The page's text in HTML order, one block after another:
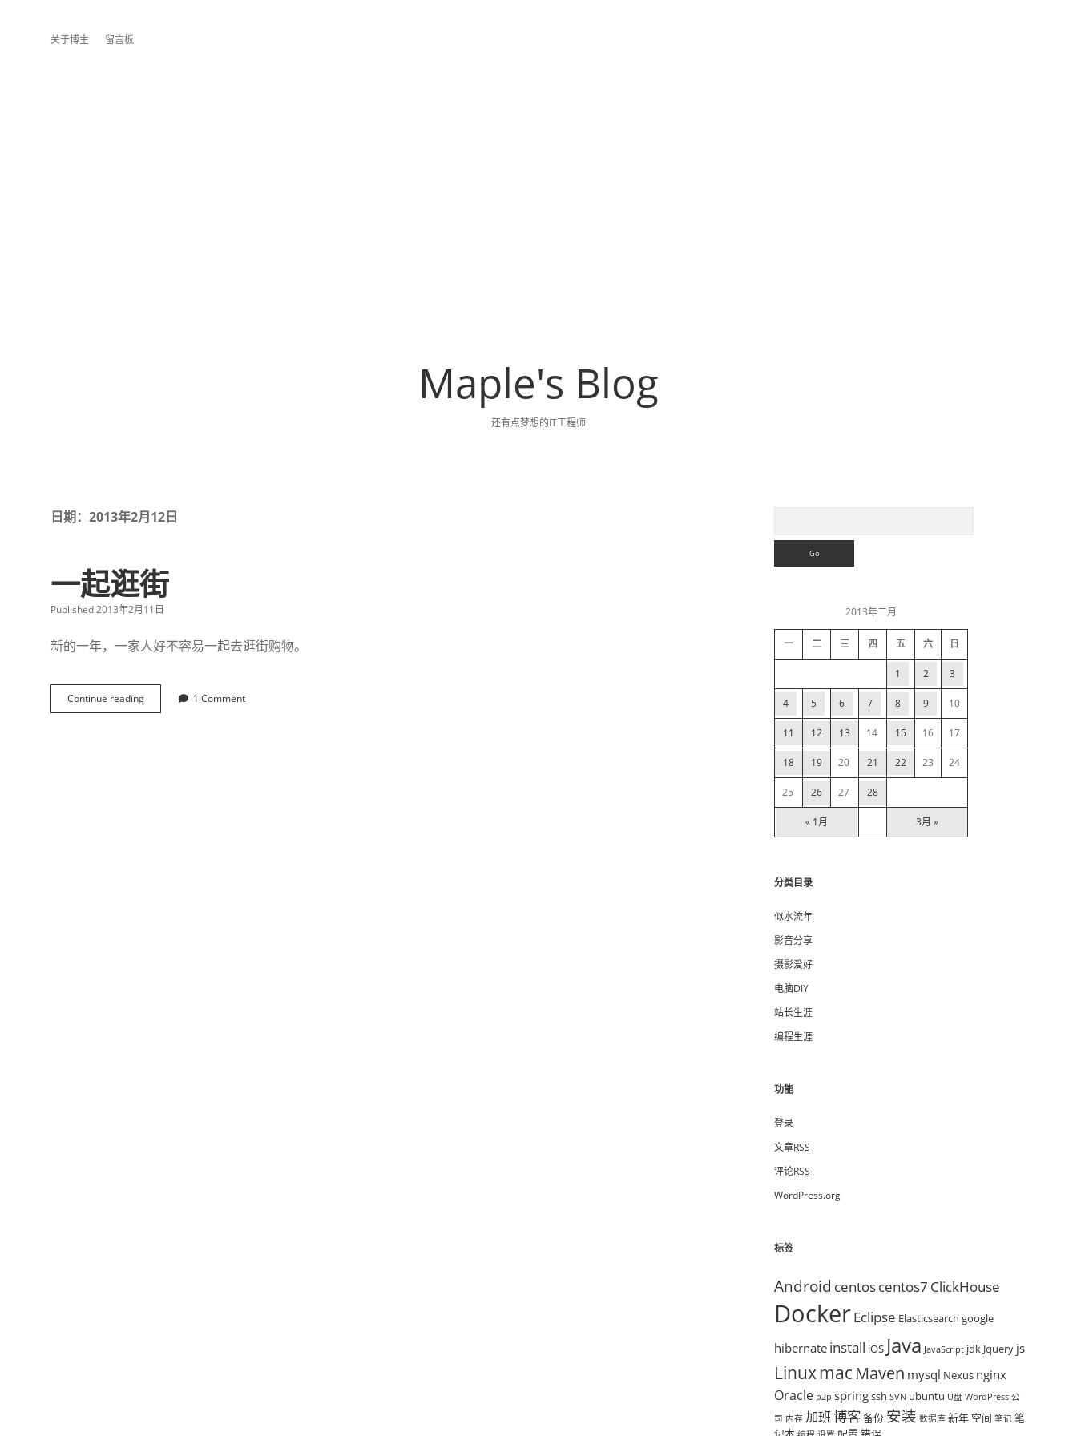
关于博主 留言板
Maple's Blog
还有点梦想的IT工程师
日期：2013年2月12日
一起逛街
Published 2013年2月11日
新的一年，一家人好不容易一起去逛街购物。
Continue reading
起
1 Comment
i
e
a
r
a
2013年二月
一 二 三 四 五 六 日
« 1月 3月 »
1 2 3
4 5 6 7 8 9 10
11 12 13 14 15 16 17
18 19 20 21 22 23 24
25 26 27 28
分类目录
似水流年
影音分享
摄影爱好
电脑DIY
站长生涯
编程生涯
功能
登录
文章RSS
评论RSS
WordPress.org
标签
Android centoscentos7 ClickHouse
DockerEclipse Elasticsearch google
hibernate install iOS Java JavaScript jdk Jquery js
LinuxmacMaven mysql Nexus nginx
Oracle p2p springssh SVN ubuntu U盘 WordPress 公
司 内存 加班博客备份 安装 数据库 新年 空间 笔记 笔